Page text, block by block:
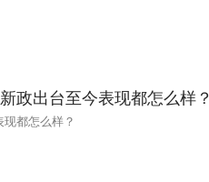
政出台至今表现都怎么样？
都怎么样？